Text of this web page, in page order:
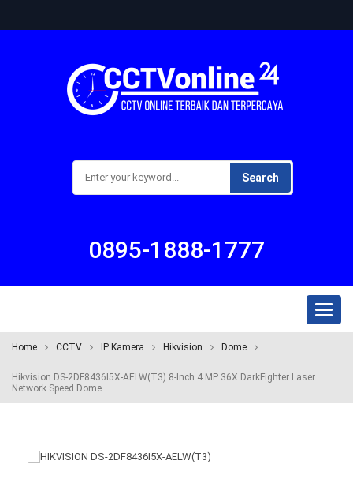
Search
0895-1888-1777
Home CCTV IP Kamera Hikvision Dome
Hikvision DS-2DF8436I5X-AELW(T3) 8-Inch 4 MP 36X DarkFighter Laser
Network Speed Dome